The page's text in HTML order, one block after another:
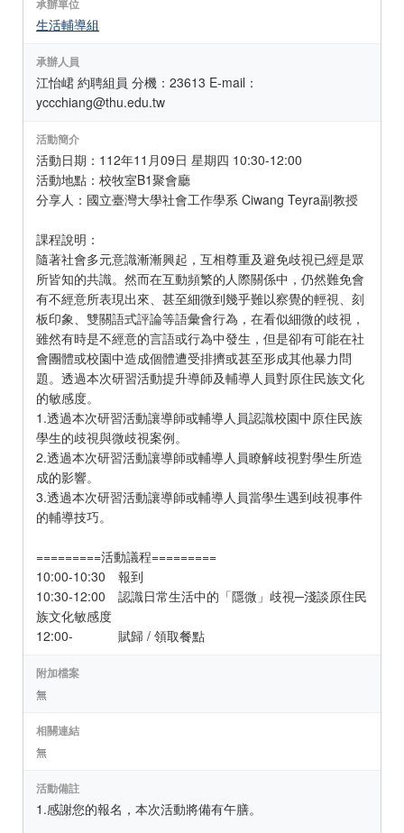
承辦單位
生活輔導組
承辦人員
江怡峮 約聘組員 分機：23613 E-mail：
yccchiang@thu.edu.tw
活動簡介
活動日期：112年11月09日 星期四 10:30-12:00
活動地點：校牧室B1聚會廳
分享人：國立臺灣大學社會工作學系 Ciwang Teyra副教授
課程說明：
隨著社會多元意識漸漸興起，互相尊重及避免歧視已經是眾
所皆知的共識。然而在互動頻繁的人際關係中，仍然難免會
有不經意所表現出來、甚至細微到幾乎難以察覺的輕視、刻
板印象、雙關語式評論等語彙會行為，在看似細微的歧視，
雖然有時是不經意的言語或行為中發生，但是卻有可能在社
會團體或校園中造成個體遭受排擠或甚至形成其他暴力問
題。透過本次研習活動提升導師及輔導人員對原住民族文化
的敏感度。
1.透過本次研習活動讓導師或輔導人員認識校園中原住民族
學生的歧視與微歧視案例。
2.透過本次研習活動讓導師或輔導人員瞭解歧視對學生所造
成的影響。
3.透過本次研習活動讓導師或輔導人員當學生遇到歧視事件
的輔導技巧。
=========活動議程=========
10:00-10:30 報到
10:30-12:00 認識日常生活中的「隱微」歧視─淺談原住民
族文化敏感度
12:00- 賦歸 / 領取餐點
附加檔案
無
相關連結
無
活動備註
1.感謝您的報名，本次活動將備有午膳。